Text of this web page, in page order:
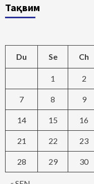
Тақвим
Du Se Ch
1 2
7 8 9
14 15 16
21 22 23
28 29 30